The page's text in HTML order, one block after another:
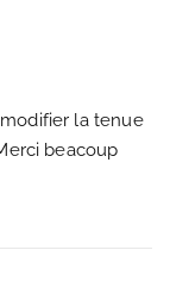
la tenue
beacoup